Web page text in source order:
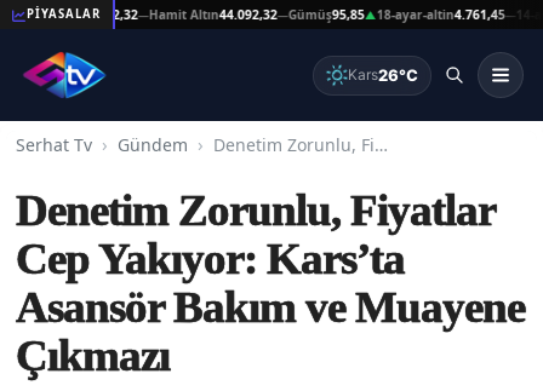
PİYASALAR
Altın44.092,32 —Hamit Altın44.092,32—Gümüş95,85▲18-ayar-altin4.761,45—14-ayar-
Kars26°C
Serhat Tv Gündem Denetim Zorunlu, Fiyatlar Cep Yakıyor: Kars’ta Asansör Bakım ve Muayene Çıkmazı
Denetim Zorunlu, Fiyatlar
Cep Yakıyor: Kars’ta
Asansör Bakım ve Muayene
Çıkmazı